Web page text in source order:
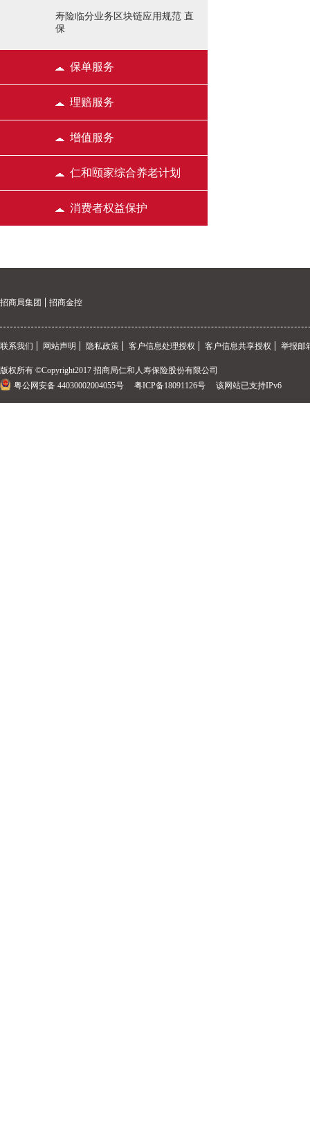
寿险临分业务区块链应用规范 直
保
保单服务
理赔服务
增值服务
仁和颐家综合养老计划
消费者权益保护
招商局集团 招商金控
联系我们 网站声明 隐私政策 客户信息处理授权 客户信息共享授权 举报邮
版权所有 ©Copyright2017 招商局仁和人寿保险股份有限公司
粤公网安备 44030002004055号
粤ICP备18091126号 该网站已支持IPv6